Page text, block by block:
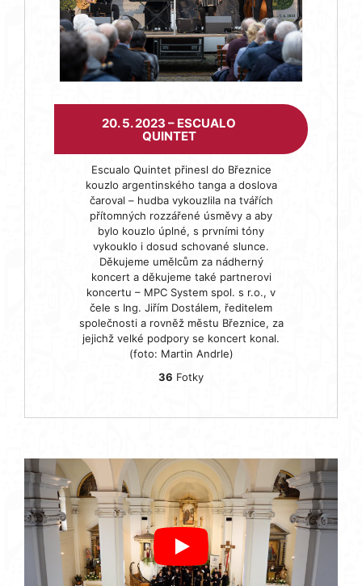
20. 5. 2023 – ESCUALO
QUINTET
Escualo Quintet přinesl do Březnice
kouzlo argentinského tanga a doslova
čaroval – hudba vykouzlila na tvářích
přítomných rozzářené úsměvy a aby
bylo kouzlo úplné, s prvními tóny
vykouklo i dosud schované slunce.
Děkujeme umělcům za nádherný
koncert a děkujeme také partnerovi
koncertu – MPC System spol. s r.o., v
čele s Ing. Jiřím Dostálem, ředitelem
společnosti a rovněž městu Březnice, za
jejichž velké podpory se koncert konal.
(foto: Martin Andrle)
36 Fotky